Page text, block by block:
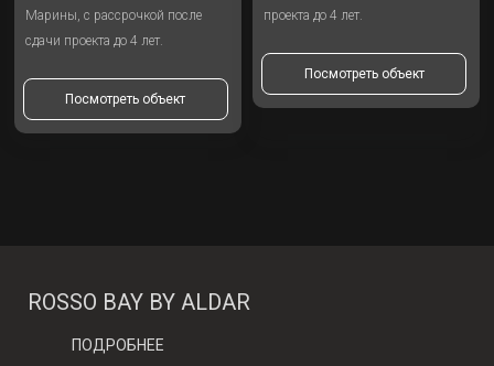
Марины, с рассрочкой после
сдачи проекта до 4 лет.
Посмотреть объект
проекта до 4 лет.
Посмотреть объект
ROSSO BAY BY ALDAR
ПОДРОБНЕЕ